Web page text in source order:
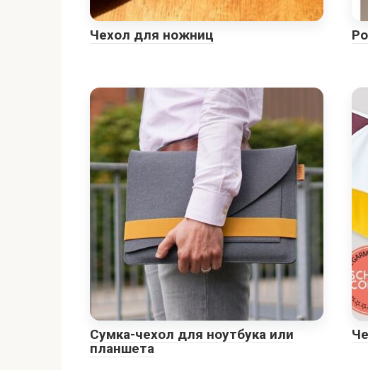
Чехол для ножниц
Сумка-чехол для ноутбука или
планшета